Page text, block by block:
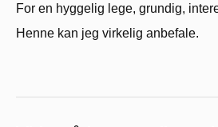
For en hyggelig lege, grundig,
Henne kan jeg virkelig anbefale.